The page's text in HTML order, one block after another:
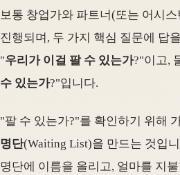
보통 창업가와 파트너(또는 어시스
진행되며, 두 가지 핵심 질문에 답
"우리가 이걸 팔 수 있는가?"이고,
수 있는가?"입니다.
"팔 수 있는가?"를 확인하기 위해
명단(Waiting List)을 만드는 것입
명단에 이름을 올리고, 얼마를 지